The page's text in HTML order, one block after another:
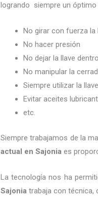
logrando siempre un
No girar con fuerza la
No hacer presión
No dejar la llave
No manipular la
Siempre utilizar la
Evitar aceites
etc.
Siempre trabajamos de la
actual en Sajonia es
La tecnología nos ha
Sajonia trabaja con técnica,